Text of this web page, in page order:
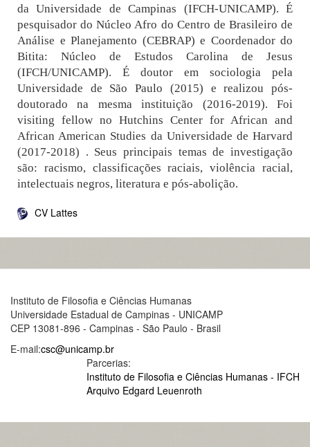
da Universidade de Campinas (IFCH-UNICAMP). É
pesquisador do Núcleo Afro do Centro de Brasileiro de
Análise e Planejamento (CEBRAP) e Coordenador do
Bitita: Núcleo de Estudos Carolina de Jesus
(IFCH/UNICAMP). É doutor em sociologia pela
Universidade de São Paulo (2015) e realizou pós-
doutorado na mesma instituição (2016-2019). Foi
visiting fellow no Hutchins Center for African and
African American Studies da Universidade de Harvard
(2017-2018) . Seus principais temas de investigação
são: racismo, classificações raciais, violência racial,
intelectuais negros, literatura e pós-abolição.
CV Lattes
Instituto de Filosofia e Ciências Humanas
Universidade Estadual de Campinas - UNICAMP
CEP 13081-896 - Campinas - São Paulo - Brasil
E-mail:csc@unicamp.br
Parcerias:
Instituto de Filosofia e Ciências Humanas - IFCH
Arquivo Edgard Leuenroth